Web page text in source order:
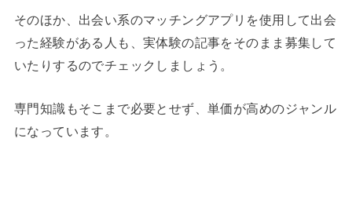
そのほか、出会い系のマッチングアプリを使用して出会
った経験がある人も、実体験の記事をそのまま募集して
いたりするのでチェックしましょう。
専門知識もそこまで必要とせず、単価が高めのジャンル
になっています。